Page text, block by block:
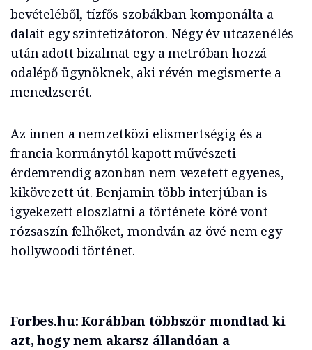
bevételéből, tízfős szobákban komponálta a
dalait egy szintetizátoron. Négy év utcazenélés
után adott bizalmat egy a metróban hozzá
odalépő ügynöknek, aki révén megismerte a
menedzserét.
Az innen a nemzetközi elismertségig és a
francia kormánytól kapott művészeti
érdemrendig azonban nem vezetett egyenes,
kikövezett út. Benjamin több interjúban is
igyekezett eloszlatni a története köré vont
rózsaszín felhőket, mondván az övé nem egy
hollywoodi történet.
Forbes.hu: Korábban többször mondtad ki
azt, hogy nem akarsz állandóan a